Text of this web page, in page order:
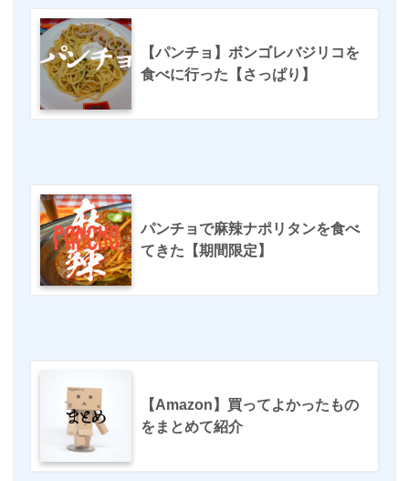
【パンチョ】ボンゴレバジリコを
食べに行った【さっぱり】
パンチョで麻辣ナポリタンを食べ
てきた【期間限定】
【Amazon】買ってよかったもの
をまとめて紹介